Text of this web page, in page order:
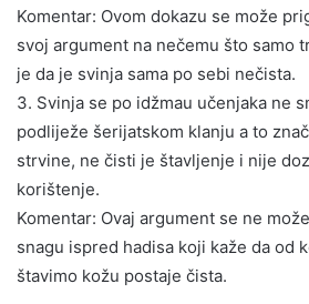
Komentar: Ovom dokazu se može
svoj argument na nečemu što samo
je da je svinja sama po sebi nečista.
3. Svinja se po idžmau učenjaka ne
podliježe šerijatskom klanju a to
strvine, ne čisti je štavljenje i nije
korištenje.
Komentar: Ovaj argument se ne
snagu ispred hadisa koji kaže da od
štavimo kožu postaje čista.